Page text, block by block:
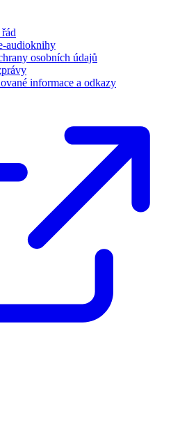
audioknihy
osobních údajů
informace a odkazy